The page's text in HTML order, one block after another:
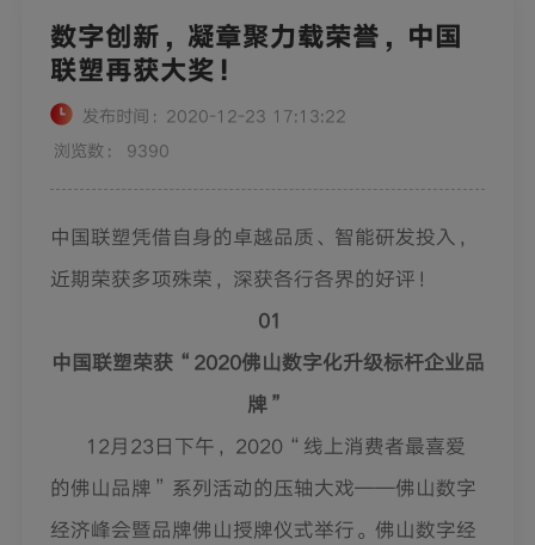
数字创新，凝章聚力载荣誉，中国
联塑再获大奖！
发布时间：2020-12-23 17:13:22
浏览数： 9390
中国联塑凭借自身的卓越品质、智能研发投入，
近期荣获多项殊荣，深获各行各界的好评！
01
中国联塑荣获“2020佛山数字化升级标杆企业品
牌 ”
12月 23 日下午， 2020“ 线上消费者最喜爱
的佛山品牌 ” 系列活动的压轴大戏——佛山数字
经济峰会暨品牌佛山授牌仪式举行。佛山数字经